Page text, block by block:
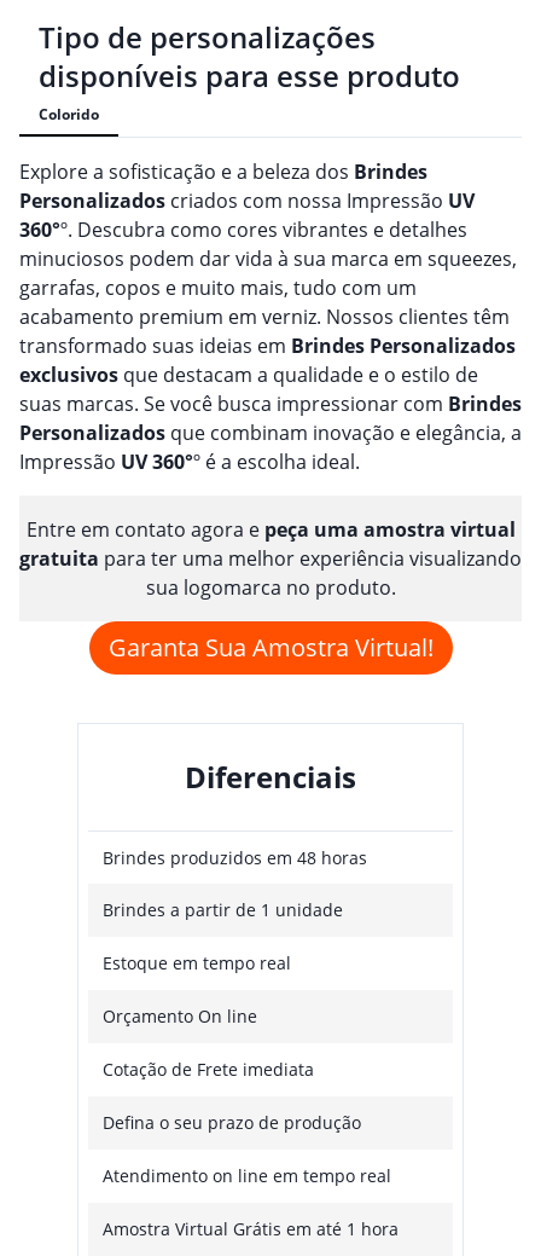
Tipo de personalizações
disponíveis para esse produto
Colorido
Explore a sofisticação e a beleza dos Brindes
Personalizados criados com nossa Impressão UV
360°º. Descubra como cores vibrantes e detalhes
minuciosos podem dar vida à sua marca em squeezes,
garrafas, copos e muito mais, tudo com um
acabamento premium em verniz. Nossos clientes têm
transformado suas ideias em Brindes Personalizados
exclusivos que destacam a qualidade e o estilo de
suas marcas. Se você busca impressionar com Brindes
Personalizados que combinam inovação e elegância, a
Impressão UV 360°º é a escolha ideal.
Entre em contato agora e peça uma amostra virtual
gratuita para ter uma melhor experiência visualizando
sua logomarca no produto.
Garanta Sua Amostra Virtual!
Diferenciais
Brindes produzidos em 48 horas
Brindes a partir de 1 unidade
Estoque em tempo real
Orçamento On line
Cotação de Frete imediata
Defina o seu prazo de produção
Atendimento on line em tempo real
Amostra Virtual Grátis em até 1 hora